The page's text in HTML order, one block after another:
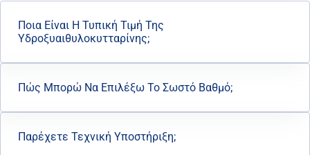
Ποια Είναι Η Τυπική Τιμή Της
Υδροξυαιθυλοκυτταρίνης;
Πώς Μπορώ Να Επιλέξω Το Σωστό Βαθμό;
Παρέχετε Τεχνική Υποστήριξη;